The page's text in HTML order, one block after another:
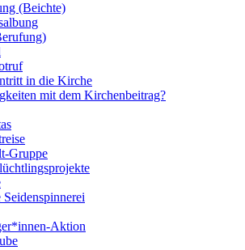
(Beichte)
in die Kirche
mit dem Kirchenbeitrag?
Gruppe
Aktion